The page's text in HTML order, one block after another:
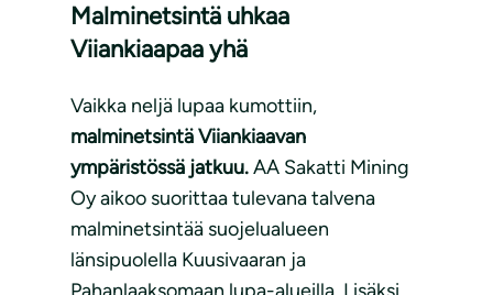
Malminetsintä uhkaa
Viiankiaapaa yhä
Vaikka neljä lupaa kumottiin,
malminetsintä Viiankiaavan
ympäristössä jatkuu.AA Sakatti Mining
Oy aikoo suorittaa tulevana talvena
malminetsintää suojelualueen
länsipuolella Kuusivaaran ja